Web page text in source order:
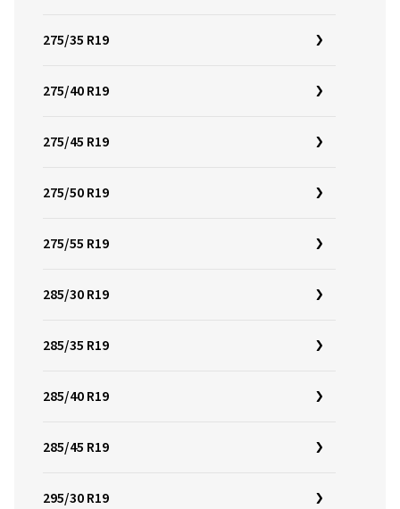
275/35 R19
275/40 R19
275/45 R19
275/50 R19
275/55 R19
285/30 R19
285/35 R19
285/40 R19
285/45 R19
295/30 R19